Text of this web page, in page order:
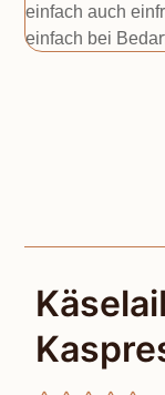
einfach auch
einfach bei